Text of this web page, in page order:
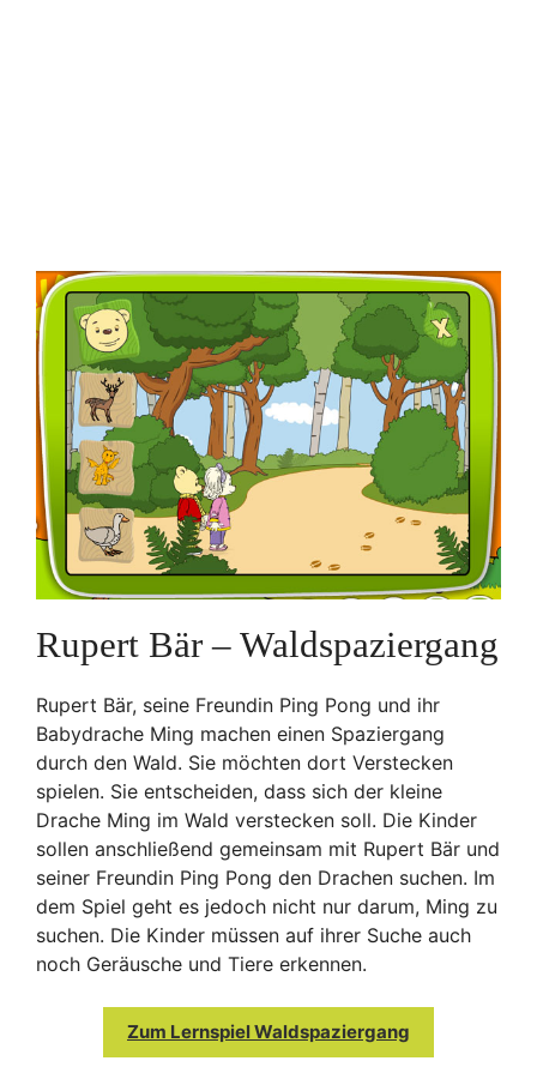
Rupert Bär – Waldspaziergang
Rupert Bär, seine Freundin Ping Pong und ihr
Babydrache Ming machen einen Spaziergang
durch den Wald. Sie möchten dort Verstecken
spielen. Sie entscheiden, dass sich der kleine
Drache Ming im Wald verstecken soll. Die Kinder
sollen anschließend gemeinsam mit Rupert Bär und
seiner Freundin Ping Pong den Drachen suchen. Im
dem Spiel geht es jedoch nicht nur darum, Ming zu
suchen. Die Kinder müssen auf ihrer Suche auch
noch Geräusche und Tiere erkennen.
Zum Lernspiel Waldspaziergang